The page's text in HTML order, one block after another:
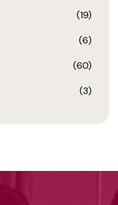
(19)
(6)
(60)
(3)